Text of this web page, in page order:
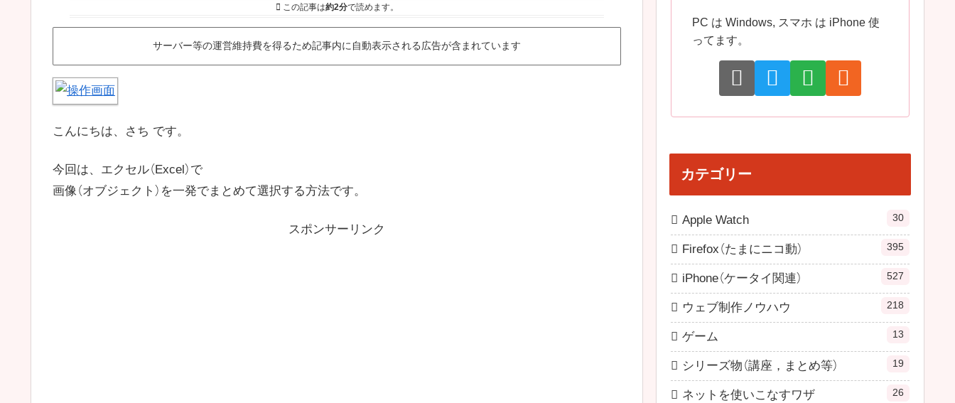
この記事は約2分で読めます。
サーバー等の運営維持費を得るため記事内に自動表示される広告が含まれています
こんにちは、さち です。
今回は、エクセル（Excel）で
画像（オブジェクト）を一発でまとめて選択する方法です。
スポンサーリンク
PC は Windows, スマホ は iPhone 使
ってます。
カテゴリー
Apple Watch 30
Firefox（たまにニコ動） 395
iPhone（ケータイ関連） 527
ウェブ制作ノウハウ 218
ゲーム 13
シリーズ物（講座，まとめ等） 19
ネットを使いこなすワザ 26